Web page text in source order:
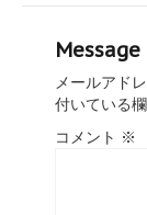
Message
メールアド
付いている
コメント ※